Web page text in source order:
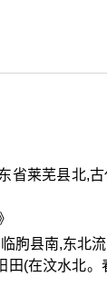
省莱芜县北,
朐县南,东北
田(在汶水北